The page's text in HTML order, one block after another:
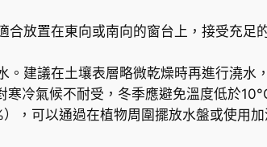
合放置在東向或南向的窗台上，接受充
。建議在土壤表層略微乾燥時再進行澆水
冷氣候不耐受，冬季應避免溫度低於
，可以通過在植物周圍擺放水盤或使用